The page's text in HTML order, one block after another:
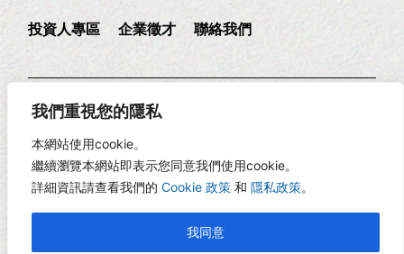
我們重視您的隱私
本網站使用cookie。
繼續瀏覽本網站即表示您同意我們使用cookie。
詳細資訊請查看我們的 Cookie 政策 和 隱私政策。
我同意
投資人專區 企業徵才 聯絡我們
235 新北市中和區中正路880號17樓
17F., No. 880, Zhongzheng Rd., Zhonghe Dist., New Taipei
City, Taiwan
Copyright © 2026 佳醫健康 | 網頁設計 -RiseCreatives 展躍